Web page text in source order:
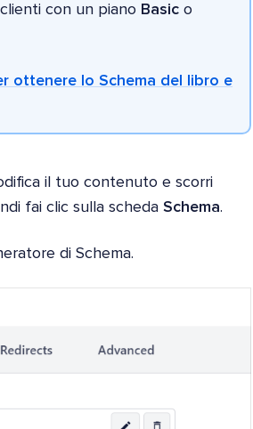
con un piano Basic o
ottenere lo Schema del libro e
il tuo contenuto e scorri
fai clic sulla scheda Schema.
di Schema.